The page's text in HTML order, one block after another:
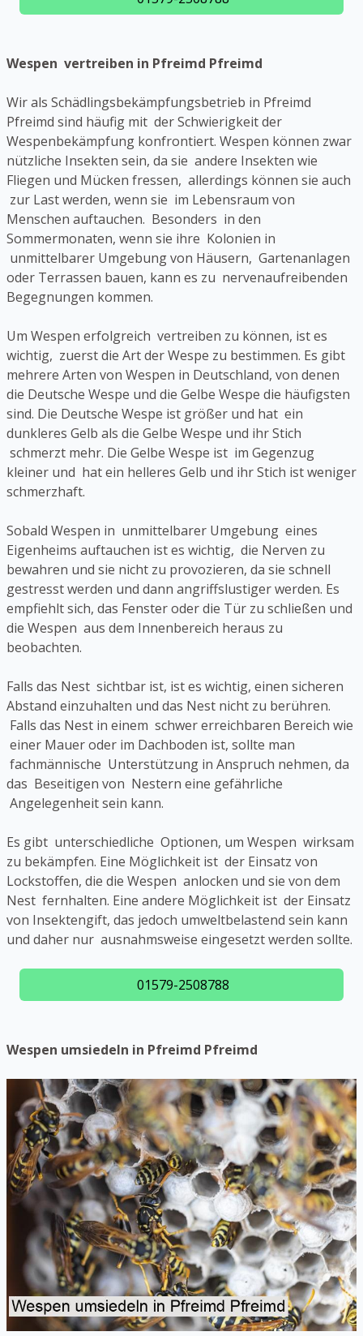
Wespen vertreiben in Pfreimd Pfreimd
Wir als Schädlingsbekämpfungsbetrieb in Pfreimd
Pfreimd sind häufig mit der Schwierigkeit der
Wespenbekämpfung konfrontiert. Wespen können zwar
nützliche Insekten sein, da sie andere Insekten wie
Fliegen und Mücken fressen, allerdings können sie auch
zur Last werden, wenn sie im Lebensraum von
Menschen auftauchen. Besonders in den
Sommermonaten, wenn sie ihre Kolonien in
unmittelbarer Umgebung von Häusern, Gartenanlagen
oder Terrassen bauen, kann es zu nervenaufreibenden
Begegnungen kommen.
Um Wespen erfolgreich vertreiben zu können, ist es
wichtig, zuerst die Art der Wespe zu bestimmen. Es gibt
mehrere Arten von Wespen in Deutschland, von denen
die Deutsche Wespe und die Gelbe Wespe die häufigsten
sind. Die Deutsche Wespe ist größer und hat ein
dunkleres Gelb als die Gelbe Wespe und ihr Stich
schmerzt mehr. Die Gelbe Wespe ist im Gegenzug
kleiner und hat ein helleres Gelb und ihr Stich ist weniger
schmerzhaft.
Sobald Wespen in unmittelbarer Umgebung eines
Eigenheims auftauchen ist es wichtig, die Nerven zu
bewahren und sie nicht zu provozieren, da sie schnell
gestresst werden und dann angriffslustiger werden. Es
empfiehlt sich, das Fenster oder die Tür zu schließen und
die Wespen aus dem Innenbereich heraus zu
beobachten.
Falls das Nest sichtbar ist, ist es wichtig, einen sicheren
Abstand einzuhalten und das Nest nicht zu berühren.
Falls das Nest in einem schwer erreichbaren Bereich wie
einer Mauer oder im Dachboden ist, sollte man
fachmännische Unterstützung in Anspruch nehmen, da
das Beseitigen von Nestern eine gefährliche
Angelegenheit sein kann.
Es gibt unterschiedliche Optionen, um Wespen wirksam
zu bekämpfen. Eine Möglichkeit ist der Einsatz von
Lockstoffen, die die Wespen anlocken und sie von dem
Nest fernhalten. Eine andere Möglichkeit ist der Einsatz
von Insektengift, das jedoch umweltbelastend sein kann
und daher nur ausnahmsweise eingesetzt werden sollte.
01579-2508788
Wespen umsiedeln in Pfreimd Pfreimd